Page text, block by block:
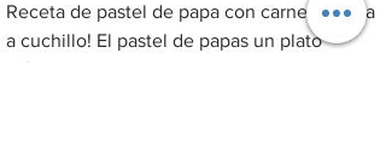
Receta de pastel de papa con carne cortada
a cuchillo! El pastel de papas un plato
clásico sobre todo para comer en invierno